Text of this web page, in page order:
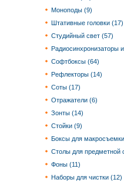
Моноподы (9)
Штативные головки (17)
Студийный свет (57)
Радиосинхронизаторы
Софтбоксы (64)
Рефлекторы (14)
Соты (17)
Отражатели (6)
Зонты (14)
Стойки (9)
Боксы для
Столы для предметной
Фоны (11)
Наборы для чистки (12)